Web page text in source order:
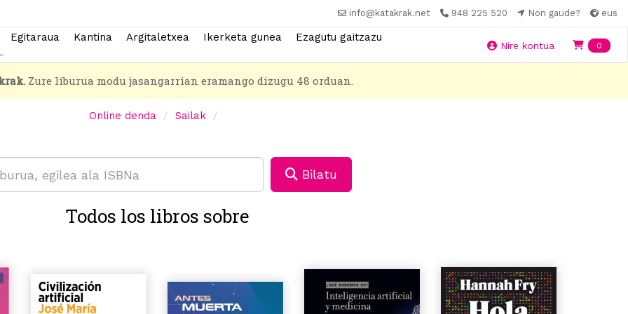
info@katakrak.net 948 225 520 Non gaude? eus
Egitaraua Kantina Argitaletxea Ikerketa gunea
Ezagutu gaitzazu
Nire kontua 0
Zure liburua modu jasangarrian eramango dizugu 48 orduan.
Online denda Sailak
Bilatu
Todos los libros sobre